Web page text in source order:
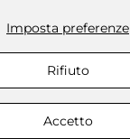
Imposta preferenze
Rifiuto
Accetto